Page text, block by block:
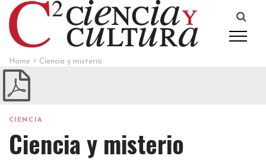
Home Ciencia y misterio
CIENCIA
Ciencia y misterio